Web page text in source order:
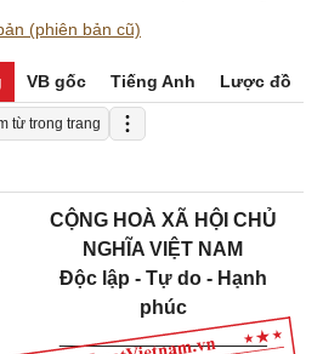
(phiên bản cũ)
VB gốc Tiếng Anh Lược đồ
từ trong trang
CỘNG HOÀ XÃ HỘI CHỦ
NGHĨA VIỆT NAM
Độc lập - Tự do - Hạnh
phúc
___________________